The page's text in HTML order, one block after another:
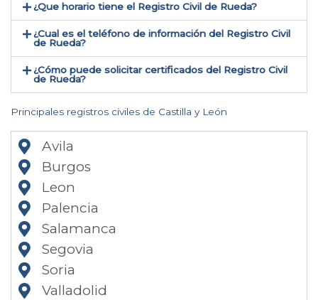
¿Que horario tiene el Registro Civil de Rueda?
¿Cual es el teléfono de información del Registro Civil
de Rueda​?
¿Cómo puede solicitar certificados del Registro Civil
de Rueda​?
Principales registros civiles de Castilla y León
Avila
Burgos
Leon
Palencia
Salamanca
Segovia
Soria
Valladolid